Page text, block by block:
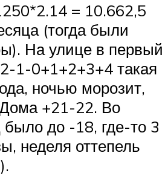
= 10.662,5
(тогда были
На улице в первый
1-0+1+2+3+4 такая
ночью морозит,
+21-22. Во
было до -18, где-то 3
неделя оттепель